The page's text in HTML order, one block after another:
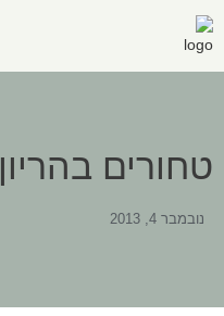
טחורים בהריון
נובמבר 4, 2013